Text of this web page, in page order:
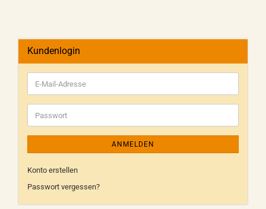
Kundenlogin
ANMELDEN
Konto erstellen
Passwort vergessen?